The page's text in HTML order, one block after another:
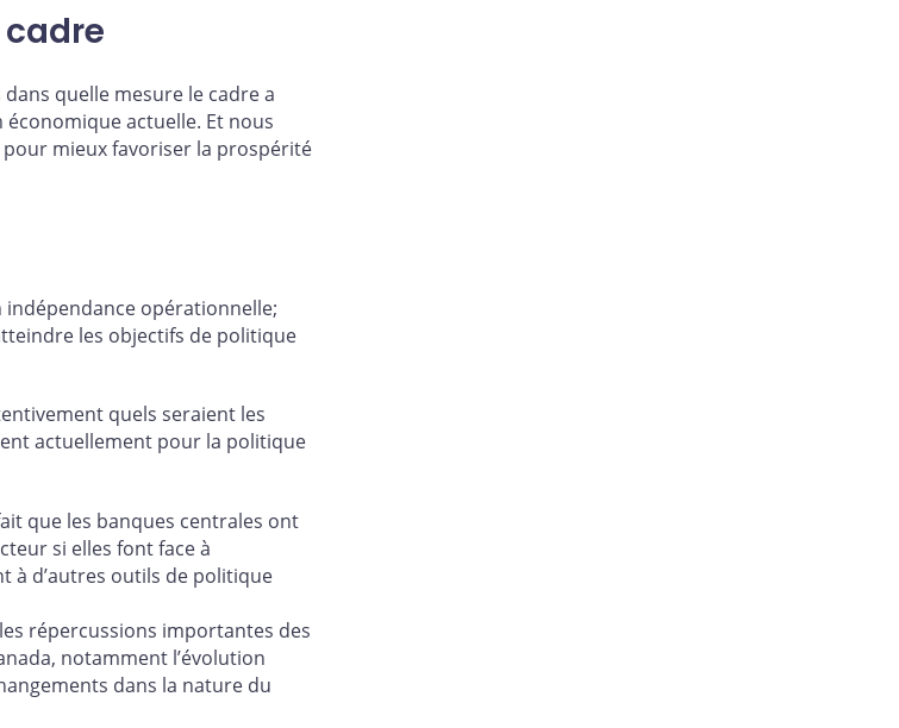
quelle mesure le cadre a
actuelle. Et nous
mieux favoriser la prospérité
opérationnelle;
les objectifs de politique
quels seraient les
actuellement pour la politique
que les banques centrales ont
si elles font face à
à d’autres outils de politique
répercussions importantes des
notamment l’évolution
dans la nature du